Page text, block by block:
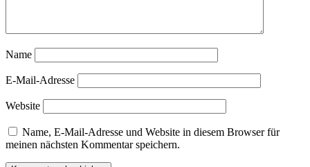
Name
E-Mail-Adresse
Website
Name, E-Mail-Adresse und Website in diesem Browser für
meinen nächsten Kommentar speichern.